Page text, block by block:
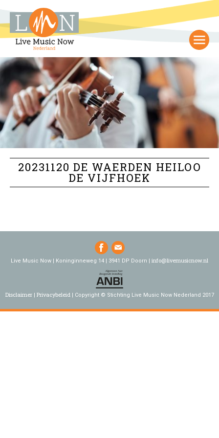
20231120 DE WAERDEN HEILOO
DE VIJFHOEK
Live Music Now | Koninginneweg 14 | 3941 DP Doorn | info@livemusicnow.nl
Disclaimer Privacybeleid Copyright © Stichting Live Music Now Nederland 2017